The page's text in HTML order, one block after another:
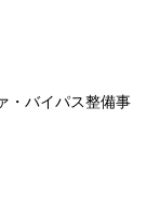
・バイパス整備事